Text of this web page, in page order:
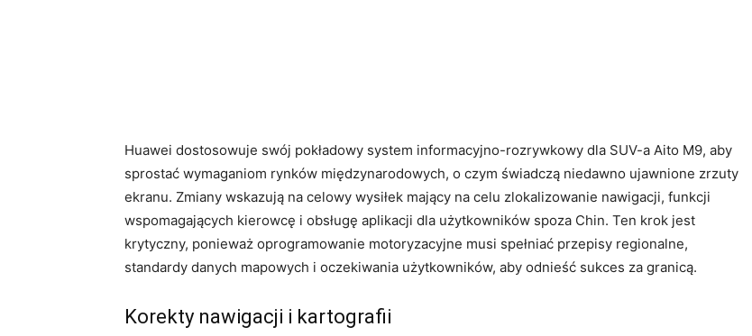
Huawei dostosowuje swój pokładowy system informacyjno-rozrywkowy dla SUV-a Aito M9, aby
sprostać wymaganiom rynków międzynarodowych, o czym świadczą niedawno ujawnione zrzuty
ekranu. Zmiany wskazują na celowy wysiłek mający na celu zlokalizowanie nawigacji, funkcji
wspomagających kierowcę i obsługę aplikacji dla użytkowników spoza Chin. Ten krok jest
krytyczny, ponieważ oprogramowanie motoryzacyjne musi spełniać przepisy regionalne,
standardy danych mapowych i oczekiwania użytkowników, aby odnieść sukces za granicą.
Korekty nawigacji i kartografii